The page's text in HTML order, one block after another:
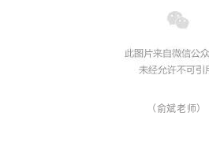
（俞斌老师）